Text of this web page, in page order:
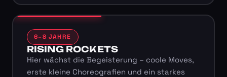
6–8 JAHRE
RISING ROCKETS
Hier wächst die Begeisterung – coole Moves,
erste kleine Choreografien und ein starkes